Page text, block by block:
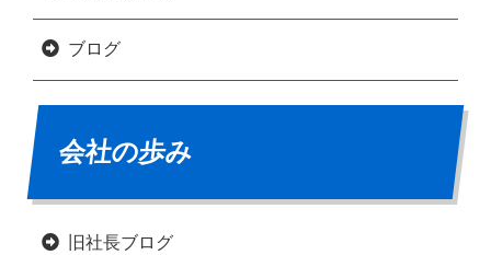
ブログ
会社の歩み
旧社長ブログ